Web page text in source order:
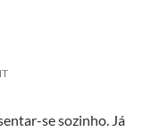
se sozinho. Já